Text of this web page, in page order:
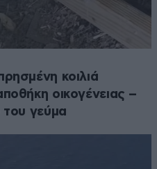
κοιλιά
οικογένειας –
του γεύμα